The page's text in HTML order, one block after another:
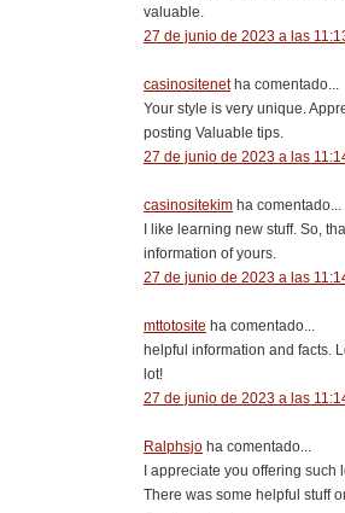
valuable.
27 de junio de 2023 a las
casinositenetha comentado...
Your style is very unique.
posting Valuable tips.
27 de junio de 2023 a las
casinositekim ha comentado...
I like learning new stuff. So,
information of yours.
27 de junio de 2023 a las
mttotosite ha comentado...
helpful information and facts.
lot!
27 de junio de 2023 a las
Ralphsjo ha comentado...
I appreciate you offering such
There was some helpful stuff